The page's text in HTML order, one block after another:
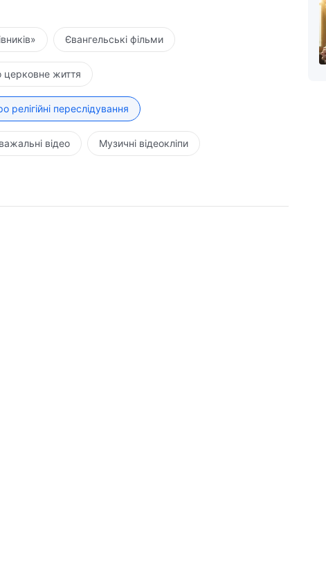
Євангельські фільми
церковне життя
релігійні переслідування
відео Музичні відеокліпи